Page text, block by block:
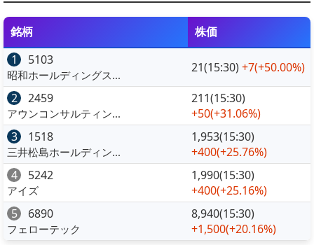
銘柄
株価
1
5103
昭和ホールディングス... 21(15:30)+7(+50.00%)
2
2459
アウンコンサルティン...
211(15:30)
+50(+31.06%)
3
1518
三井松島ホールディン...
1,953(15:30)
+400(+25.76%)
4
5242
アイズ
1,990(15:30)
+400(+25.16%)
5
6890
フェローテック
8,940(15:30)
+1,500(+20.16%)